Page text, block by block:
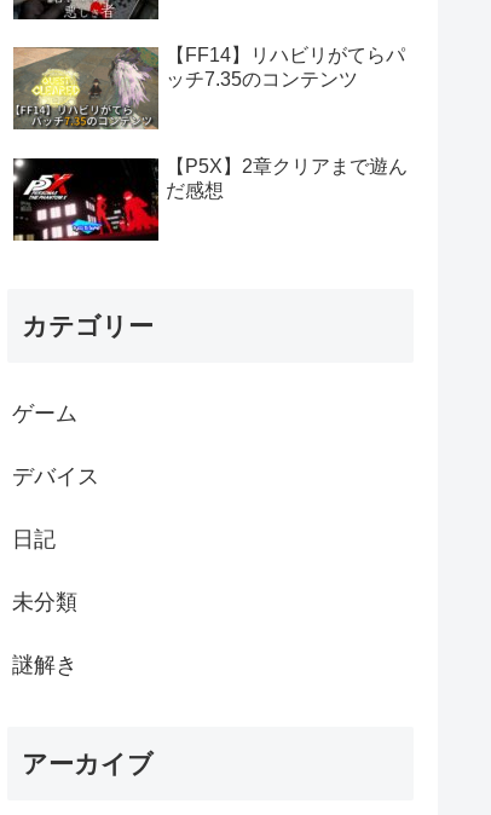
【FF14】リハビリがてらパ
ッチ7.35のコンテンツ
【P5X】2章クリアまで遊ん
だ感想
カテゴリー
ゲーム
デバイス
日記
未分類
謎解き
アーカイブ